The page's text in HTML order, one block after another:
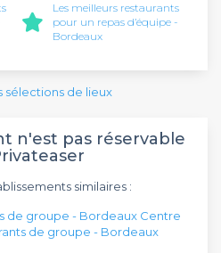
Les meilleurs restaurants
pour un repas d’équipe -
Bordeaux
sélections de lieux
n'est pas réservable
similaires :
de groupe - Bordeaux Centre
de groupe - Bordeaux